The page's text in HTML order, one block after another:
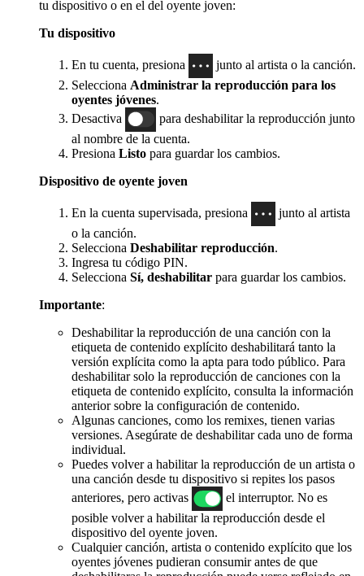
tu dispositivo o en el del oyente joven:
Tu dispositivo
En tu cuenta, presiona
junto al artista o la canción.
Selecciona Administrar la reproducción para los
oyentes jóvenes.
Desactiva
para deshabilitar la reproducción junto
al nombre de la cuenta.
Presiona Listo para guardar los cambios.
Dispositivo de oyente joven
En la cuenta supervisada, presiona
junto al artista
o la canción.
Selecciona Deshabilitar reproducción.
Ingresa tu código PIN.
Selecciona Sí, deshabilitar para guardar los cambios.
Importante:
Deshabilitar la reproducción de una canción con la
etiqueta de contenido explícito deshabilitará tanto la
versión explícita como la apta para todo público. Para
deshabilitar solo la reproducción de canciones con la
etiqueta de contenido explícito, consulta la información
anterior sobre la configuración de contenido.
Algunas canciones, como los remixes, tienen varias
versiones. Asegúrate de deshabilitar cada uno de forma
individual.
Puedes volver a habilitar la reproducción de un artista o
una canción desde tu dispositivo si repites los pasos
anteriores, pero activas
el interruptor. No es
posible volver a habilitar la reproducción desde el
dispositivo del oyente joven.
Cualquier canción, artista o contenido explícito que los
oyentes jóvenes pudieran consumir antes de que